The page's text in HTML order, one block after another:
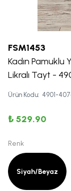
FSM1453
Kadın Pamuklu
Likralı Tayt -
Ürün Kodu: 4901-
₺ 529.90
Renk
Siyah/Beyaz